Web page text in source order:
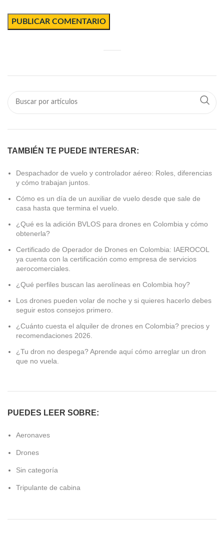
TAMBIÉN TE PUEDE INTERESAR:
Despachador de vuelo y controlador aéreo: Roles, diferencias
y cómo trabajan juntos.
Cómo es un día de un auxiliar de vuelo desde que sale de
casa hasta que termina el vuelo.
¿Qué es la adición BVLOS para drones en Colombia y cómo
obtenerla?
Certificado de Operador de Drones en Colombia: IAEROCOL
ya cuenta con la certificación como empresa de servicios
aerocomerciales.
¿Qué perfiles buscan las aerolíneas en Colombia hoy?
Los drones pueden volar de noche y si quieres hacerlo debes
seguir estos consejos primero.
¿Cuánto cuesta el alquiler de drones en Colombia? precios y
recomendaciones 2026.
¿Tu dron no despega? Aprende aquí cómo arreglar un dron
que no vuela.
PUEDES LEER SOBRE:
Aeronaves
Drones
Sin categoría
Tripulante de cabina